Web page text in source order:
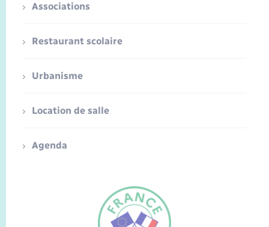
Associations
Restaurant scolaire
Urbanisme
Location de salle
Agenda